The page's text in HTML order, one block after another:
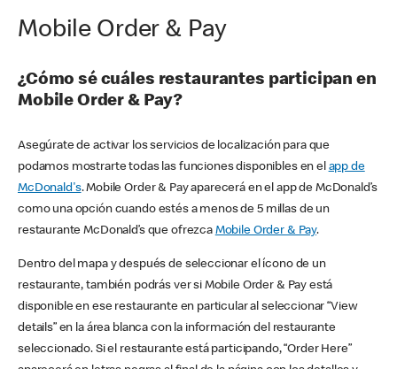
Mobile Order & Pay
¿Cómo sé cuáles restaurantes participan en
Mobile Order & Pay?
Asegúrate de activar los servicios de localización para que
podamos mostrarte todas las funciones disponibles en el app de
McDonald's. Mobile Order & Pay aparecerá en el app de McDonald’s
como una opción cuando estés a menos de 5 millas de un
restaurante McDonald’s que ofrezca Mobile Order & Pay.
Dentro del mapa y después de seleccionar el ícono de un
restaurante, también podrás ver si Mobile Order & Pay está
disponible en ese restaurante en particular al seleccionar “View
details” en la área blanca con la información del restaurante
seleccionado. Si el restaurante está participando, “Order Here”